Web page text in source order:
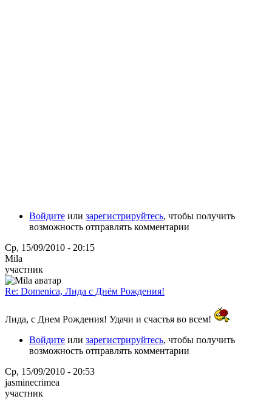
Войдите или зарегистрируйтесь, чтобы получить
возможность отправлять комментарии
Ср, 15/09/2010 - 20:15
Mila
участник
Re: Domenica, Лида с Днём Рождения!
Лида, с Днем Рождения! Удачи и счастья во всем!
Войдите или зарегистрируйтесь, чтобы получить
возможность отправлять комментарии
Ср, 15/09/2010 - 20:53
jasminecrimea
участник